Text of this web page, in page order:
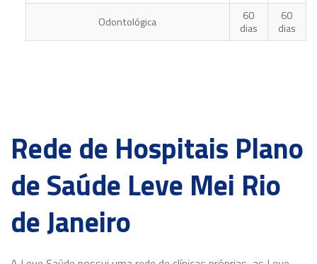
Odontológica
60
dias
60
dias
Rede de Hospitais Plano
de Saúde Leve Mei Rio
de Janeiro